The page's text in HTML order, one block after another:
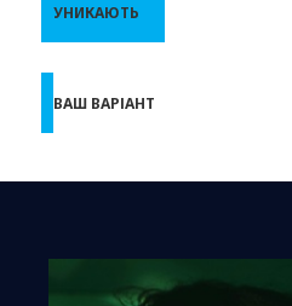
УНИКАЮТЬ
ВАШ ВАРІАНТ